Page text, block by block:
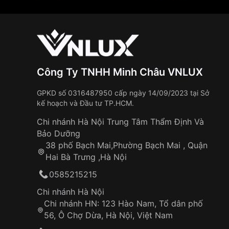
Công Ty TNHH Minh Châu VNLUX
GPKD số 0316487950 cấp ngày 14/09/2023 tại Sở
kế hoạch và Đầu tư TP.HCM.
Chi nhánh Hà Nội Trung Tâm Thẩm Định Và
Bảo Dưỡng
38 phố Bạch Mai,Phường Bạch Mai , Quận
Hai Bà Trưng ,Hà Nội
0585215215
Chi nhánh Hà Nội
Chi nhánh HN: 123 Hào Nam, Tổ dân phố
56, Ô Chợ Dừa, Hà Nội, Việt Nam